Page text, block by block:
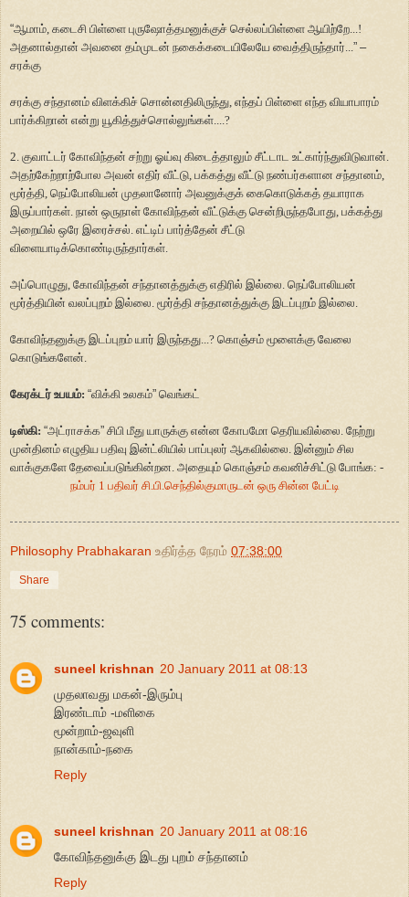
“ஆமாம், கடைசி பிள்ளை புருஷோத்தமனுக்குச் செல்லப்பிள்ளை ஆயிற்றே...!
அதனால்தான் அவனை தம்முடன் நகைக்கடையிலேயே வைத்திருந்தார்... ” –
சரக்கு
சரக்கு சந்தானம் விளக்கிச் சொன்னதிலிருந்து, எந்தப் பிள்ளை எந்த வியாபாரம்
பார்க்கிறான் என்று யூகித்துச்சொல்லுங்கள்....?
2. குவாட்டர் கோவிந்தன் சற்று ஓய்வு கிடைத்தாலும் சீட்டாட உட்கார்ந்துவிடுவான்.
அதற்கேற்றாற்போல அவன் எதிர் வீட்டு, பக்கத்து வீட்டு நண்பர்களான சந்தானம்,
மூர்த்தி, நெப்போலியன் முதலானோர் அவனுக்குக் கைகொடுக்கத் தயாராக
இருப்பார்கள். நான் ஒருநாள் கோவிந்தன் வீட்டுக்கு சென்றிருந்தபோது, பக்கத்து
அறையில் ஒரே இரைச்சல். எட்டிப் பார்த்தேன் சீட்டு
விளையாடிக்கொண்டிருந்தார்கள்.
அப்பொழுது, கோவிந்தன் சந்தானத்துக்கு எதிரில் இல்லை. நெப்போலியன்
மூர்த்தியின் வலப்புறம் இல்லை. மூர்த்தி சந்தானத்துக்கு இடப்புறம் இல்லை.
கோவிந்தனுக்கு இடப்புறம் யார் இருந்தது...? கொஞ்சம் மூளைக்கு வேலை
கொடுங்களேன்.
கேரக்டர் உபயம்: “விக்கி உலகம்” வெங்கட்
டிஸ்கி: “அட்ராசக்க” சிபி மீது யாருக்கு என்ன கோபமோ தெரியவில்லை. நேற்று
முன்தினம் எழுதிய பதிவு இன்ட்லியில் பாப்புலர் ஆகவில்லை. இன்னும் சில
வாக்குகளே தேவைப்படுங்கின்றன. அதையும் கொஞ்சம் கவனிச்சிட்டு போங்க: -
நம்பர் 1 பதிவர் சி.பி.செந்தில்குமாருடன் ஒரு சின்ன பேட்டி
Philosophy Prabhakaran உதிர்த்த நேரம் 07:38:00
Share
75 comments:
suneel krishnan 20 January 2011 at 08:13
முதலாவது மகன்-இரும்பு
இரண்டாம் -மளிகை
மூன்றாம்-ஜவுளி
நான்காம்-நகை
Reply
suneel krishnan 20 January 2011 at 08:16
கோவிந்தனுக்கு இடது புறம் சந்தானம்
Reply